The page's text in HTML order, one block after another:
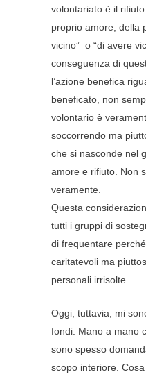
volontariato è il
proprio amore, della
vicino” o “di avere
conseguenza di
l’azione benefica
beneficato, non
volontario è
soccorrendo ma
che si nasconde nel
amore e rifiuto. Non
veramente.
Questa
tutti i gruppi di
di frequentare
caritatevoli ma
personali irrisolte.
Oggi, tuttavia, mi
fondi. Mano a mano
sono spesso
scopo interiore.